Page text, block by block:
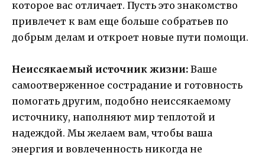
которое вас отличает. Пусть это знакомство
привлечет к вам еще больше собратьев по
добрым делам и откроет новые пути помощи.
Неиссякаемый источник жизни: Ваше
самоотверженное сострадание и готовность
помогать другим, подобно неиссякаемому
источнику, наполняют мир теплотой и
надеждой. Мы желаем вам, чтобы ваша
энергия и вовлеченность никогда не